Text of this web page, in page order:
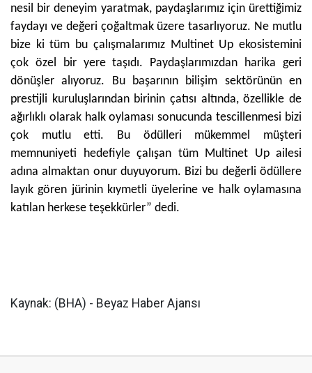
nesil bir deneyim yaratmak, paydaşlarımız için ürettiğimiz
faydayı ve değeri çoğaltmak üzere tasarlıyoruz. Ne mutlu
bize ki tüm bu çalışmalarımız Multinet Up ekosistemini
çok özel bir yere taşıdı. Paydaşlarımızdan harika geri
dönüşler alıyoruz. Bu başarının bilişim sektörünün en
prestijli kuruluşlarından birinin çatısı altında, özellikle de
ağırlıklı olarak halk oylaması sonucunda tescillenmesi bizi
çok mutlu etti. Bu ödülleri mükemmel müşteri
memnuniyeti hedefiyle çalışan tüm Multinet Up ailesi
adına almaktan onur duyuyorum. Bizi bu değerli ödüllere
layık gören jürinin kıymetli üyelerine ve halk oylamasına
katılan herkese teşekkürler” dedi.
Kaynak: (BHA) - Beyaz Haber Ajansı